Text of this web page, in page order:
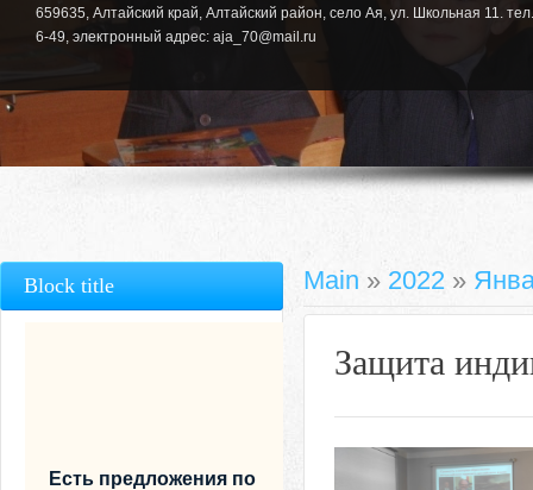
659635, Алтайский край, Алтайский район, село Ая, ул. Школьная 11.
6-49, электронный адрес: aja_70@mail.ru
Main » 2022 »
Защита
Block title
Есть предложения по